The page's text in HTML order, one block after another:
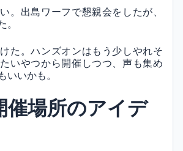
。出島ワーフで懇親会をしたが、
た。ハンズオンはもう少しやれそ
いやつから開催しつつ、声も集め
いいかも。
催場所のアイデ